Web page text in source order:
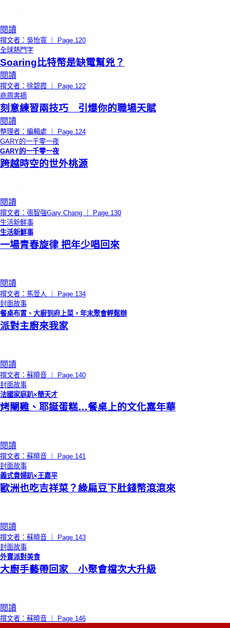
閱讀
撰文者：吳怡寬 ｜ Page.120
全球熱門字
Soaring比特幣是缺電幫兇？
閱讀
撰文者：徐碧霞 ｜ Page.122
商周書摘
刻意練習兩技巧 引爆你的職場天賦
閱讀
整理者：編輯處 ｜ Page.124
GARY的一千零一夜
GARY的一千零一夜
跨越時空的世外桃源
閱讀
撰文者：張智強Gary Chang ｜ Page.130
生活新鮮事
生活新鮮事
一場青春旋律 把年少唱回來
閱讀
撰文者：馬萱人 ｜ Page.134
封面故事
餐桌布置、大廚到府上菜，年末聚會輕鬆辦
派對主廚來我家
閱讀
撰文者：蘇曉音 ｜ Page.140
封面故事
法國家庭趴×簡天才
烤閹雞、耶誕蛋糕…餐桌上的文化嘉年華
閱讀
撰文者：蘇曉音 ｜ Page.141
封面故事
義式貴婦趴×王嘉平
歐洲也吃吉祥菜？綠扁豆下肚錢幣滾滾來
閱讀
撰文者：蘇曉音 ｜ Page.143
封面故事
外賣派對美食
大廚手藝帶回家 小聚會檔次大升級
閱讀
撰文者：蘇曉音 ｜ Page.146